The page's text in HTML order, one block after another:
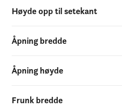
Høyde opp til setekant
Åpning bredde
Åpning høyde
Frunk bredde